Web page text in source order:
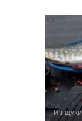
Из щуки